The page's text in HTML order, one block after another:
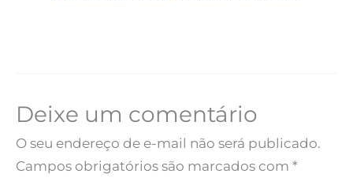
Deixe um comentário
O seu endereço de e-mail não será publicado.
Campos obrigatórios são marcados com *